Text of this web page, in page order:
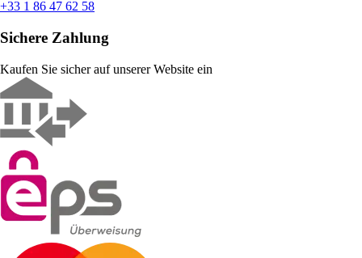
+33 1 86 47 62 58
Sichere Zahlung
Kaufen Sie sicher auf unserer Website ein